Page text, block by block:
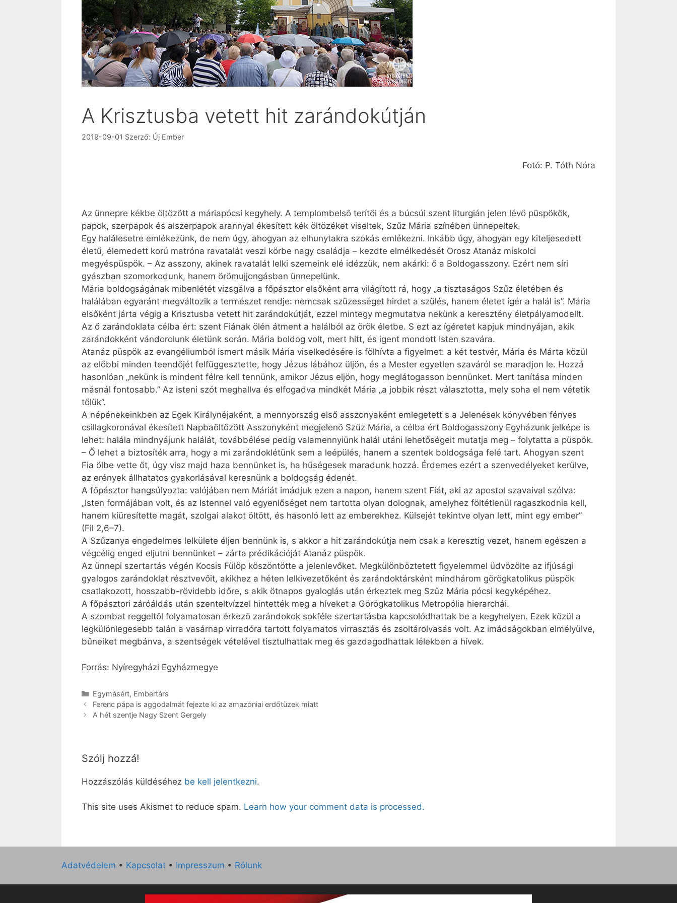
A Krisztusba vetett hit zarándokútján
2019-09-01 Szerző: Új Ember
Fotó: P. Tóth Nóra
Az ünnepre kékbe öltözött a máriapócsi kegyhely. A templombelső terítői és a búcsúi szent liturgián jelen lévő püspökök,
papok, szerpapok és alszerpapok arannyal ékesített kék öltözéket viseltek, Szűz Mária színében ünnepeltek.
Egy halálesetre emlékezünk, de nem úgy, ahogyan az elhunytakra szokás emlékezni. Inkább úgy, ahogyan egy kiteljesedett
életű, élemedett korú matróna ravatalát veszi körbe nagy családja – kezdte elmélkedését Orosz Atanáz miskolci
megyéspüspök. – Az asszony, akinek ravatalát lelki szemeink elé idézzük, nem akárki: ő a Boldogasszony. Ezért nem síri
gyászban szomorkodunk, hanem örömujjongásban ünnepelünk.
Mária boldogságának mibenlétét vizsgálva a főpásztor elsőként arra világított rá, hogy „a tisztaságos Szűz életében és
halálában egyaránt megváltozik a természet rendje: nemcsak szüzességet hirdet a szülés, hanem életet ígér a halál is”. Mária
elsőként járta végig a Krisztusba vetett hit zarándokútját, ezzel mintegy megmutatva nekünk a keresztény életpályamodellt.
Az ő zarándoklata célba ért: szent Fiának ölén átment a halálból az örök életbe. S ezt az ígéretet kapjuk mindnyájan, akik
zarándokként vándorolunk életünk során. Mária boldog volt, mert hitt, és igent mondott Isten szavára.
Atanáz püspök az evangéliumból ismert másik Mária viselkedésére is fölhívta a figyelmet: a két testvér, Mária és Márta közül
az előbbi minden teendőjét felfüggesztette, hogy Jézus lábához üljön, és a Mester egyetlen szaváról se maradjon le. Hozzá
hasonlóan „nekünk is mindent félre kell tennünk, amikor Jézus eljön, hogy meglátogasson bennünket. Mert tanítása minden
másnál fontosabb.” Az isteni szót meghallva és elfogadva mindkét Mária „a jobbik részt választotta, mely soha el nem vétetik
tőlük”.
A népénekeinkben az Egek Királynéjaként, a mennyország első asszonyaként emlegetett s a Jelenések könyvében fényes
csillagkoronával ékesített Napbaöltözött Asszonyként megjelenő Szűz Mária, a célba ért Boldogasszony Egyházunk jelképe is
lehet: halála mindnyájunk halálát, továbbélése pedig valamennyiünk halál utáni lehetőségeit mutatja meg – folytatta a püspök.
– Ő lehet a biztosíték arra, hogy a mi zarándoklétünk sem a leépülés, hanem a szentek boldogsága felé tart. Ahogyan szent
Fia ölbe vette őt, úgy visz majd haza bennünket is, ha hűségesek maradunk hozzá. Érdemes ezért a szenvedélyeket kerülve,
az erények állhatatos gyakorlásával keresnünk a boldogság édenét.
A főpásztor hangsúlyozta: valójában nem Máriát imádjuk ezen a napon, hanem szent Fiát, aki az apostol szavaival szólva:
„Isten formájában volt, és az Istennel való egyenlőséget nem tartotta olyan dolognak, amelyhez föltétlenül ragaszkodnia kell,
hanem kiüresítette magát, szolgai alakot öltött, és hasonló lett az emberekhez. Külsejét tekintve olyan lett, mint egy ember”
(Fil 2,6–7).
A Szűzanya engedelmes lelkülete éljen bennünk is, s akkor a hit zarándokútja nem csak a keresztig vezet, hanem egészen a
végcélig enged eljutni bennünket – zárta prédikációját Atanáz püspök.
Az ünnepi szertartás végén Kocsis Fülöp köszöntötte a jelenlevőket. Megkülönböztetett figyelemmel üdvözölte az ifjúsági
gyalogos zarándoklat résztvevőit, akikhez a héten lelkivezetőként és zarándoktársként mindhárom görögkatolikus püspök
csatlakozott, hosszabb-rövidebb időre, s akik ötnapos gyaloglás után érkeztek meg Szűz Mária pócsi kegyképéhez.
A főpásztori záróáldás után szenteltvízzel hintették meg a híveket a Görögkatolikus Metropólia hierarchái.
A szombat reggeltől folyamatosan érkező zarándokok sokféle szertartásba kapcsolódhattak be a kegyhelyen. Ezek közül a
legkülönlegesebb talán a vasárnap virradóra tartott folyamatos virrasztás és zsoltárolvasás volt. Az imádságokban elmélyülve,
bűneiket megbánva, a szentségek vételével tisztulhattak meg és gazdagodhattak lélekben a hívek.
Forrás: Nyíregyházi Egyházmegye
Kategória
Egymásért, Embertárs
Ferenc pápa is aggodalmát fejezte ki az amazóniai erdőtüzek miatt
A hét szentje Nagy Szent Gergely
Szólj hozzá!
Hozzászólás küldéséhez be kell jelentkezni.
This site uses Akismet to reduce spam. Learn how your comment data is processed.
Adatvédelem • Kapcsolat • Impresszum • Rólunk